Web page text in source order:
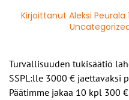
Kirjoittanut Aleksi Peurala
Turvallisuuden tukisäätiö
SSPL:lle 3000 € jaettavaksi
Päätimme jakaa 10 kpl 300